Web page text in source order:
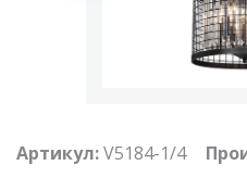
Артикул:V5184-1/4